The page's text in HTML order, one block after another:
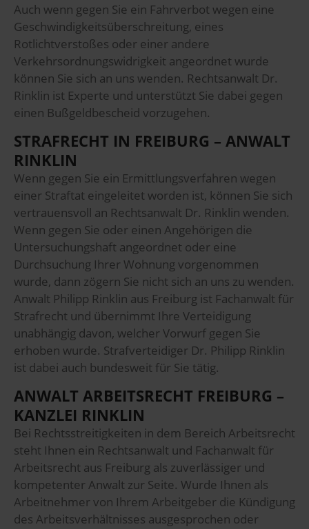
Auch wenn gegen Sie ein Fahrverbot wegen eine
Geschwindigkeitsüberschreitung, eines
Rotlichtverstoßes oder einer andere
Verkehrsordnungswidrigkeit angeordnet wurde
können Sie sich an uns wenden. Rechtsanwalt Dr.
Rinklin ist Experte und unterstützt Sie dabei gegen
einen Bußgeldbescheid vorzugehen.
STRAFRECHT IN FREIBURG – ANWALT
RINKLIN
Wenn gegen Sie ein Ermittlungsverfahren wegen
einer Straftat eingeleitet worden ist, können Sie sich
vertrauensvoll an Rechtsanwalt Dr. Rinklin wenden.
Wenn gegen Sie oder einen Angehörigen die
Untersuchungshaft angeordnet oder eine
Durchsuchung Ihrer Wohnung vorgenommen
wurde, dann zögern Sie nicht sich an uns zu wenden.
Anwalt Philipp Rinklin aus Freiburg ist Fachanwalt für
Strafrecht und übernimmt Ihre Verteidigung
unabhängig davon, welcher Vorwurf gegen Sie
erhoben wurde. Strafverteidiger Dr. Philipp Rinklin
ist dabei auch bundesweit für Sie tätig.
ANWALT ARBEITSRECHT FREIBURG –
KANZLEI RINKLIN
Bei Rechtsstreitigkeiten in dem Bereich Arbeitsrecht
steht Ihnen ein Rechtsanwalt und Fachanwalt für
Arbeitsrecht aus Freiburg als zuverlässiger und
kompetenter Anwalt zur Seite. Wurde Ihnen als
Arbeitnehmer von Ihrem Arbeitgeber die Kündigung
des Arbeitsverhältnisses ausgesprochen oder